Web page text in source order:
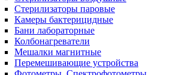
Стерилизаторы паровые
Камеры бактерицидные
Бани лабораторные
Колбонагреватели
Мешалки магнитные
Перемешивающие устройства